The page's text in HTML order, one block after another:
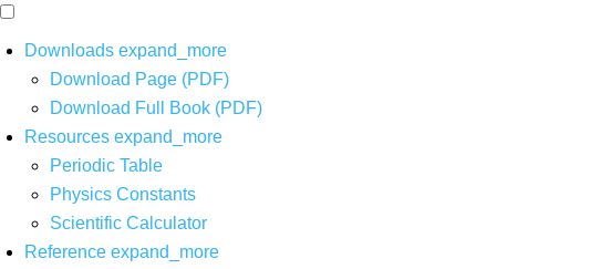
Downloads expand_more
Download Page (PDF)
Download Full Book (PDF)
Resources expand_more
Periodic Table
Physics Constants
Scientific Calculator
Reference expand_more